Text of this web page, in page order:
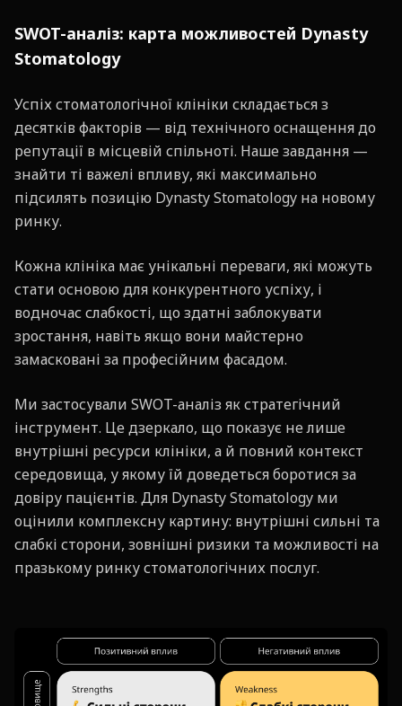
SWOT-аналіз: карта можливостей Dynasty
Stomatology
Успіх стоматологічної клініки складається з
десятків факторів — від технічного оснащення до
репутації в місцевій спільноті. Наше завдання —
знайти ті важелі впливу, які максимально
підсилять позицію Dynasty Stomatology на новому
ринку.
Кожна клініка має унікальні переваги, які можуть
стати основою для конкурентного успіху, і
водночас слабкості, що здатні заблокувати
зростання, навіть якщо вони майстерно
замасковані за професійним фасадом.
Ми застосували SWOT-аналіз як стратегічний
інструмент. Це дзеркало, що показує не лише
внутрішні ресурси клініки, а й повний контекст
середовища, у якому їй доведеться боротися за
довіру пацієнтів. Для Dynasty Stomatology ми
оцінили комплексну картину: внутрішні сильні та
слабкі сторони, зовнішні ризики та можливості на
празькому ринку стоматологічних послуг.